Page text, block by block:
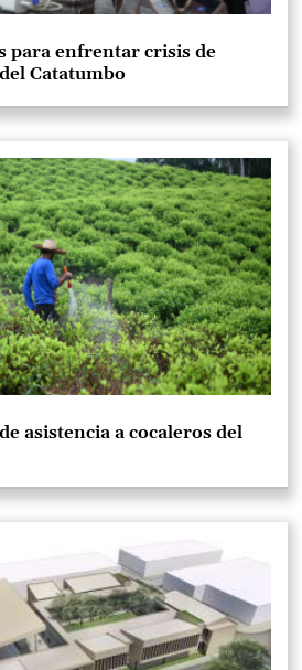
para enfrentar crisis de
Catatumbo
asistencia a cocaleros del